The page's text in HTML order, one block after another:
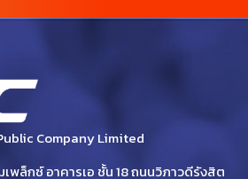
Company Limited
พล็กซ์ อาคารเอ ชั้น 18 ถนนวิภาวดีรังสิต